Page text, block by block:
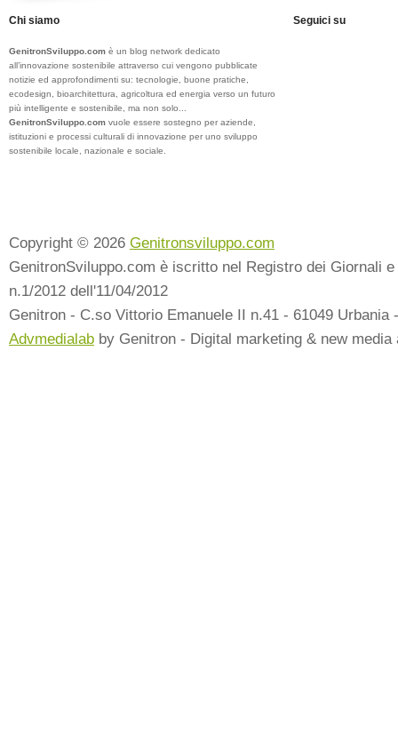
Chi siamo
GenitronSviluppo.com è un blog network dedicato
all’innovazione sostenibile attraverso cui vengono pubblicate
notizie ed approfondimenti su: tecnologie, buone pratiche,
ecodesign, bioarchitettura, agricoltura ed energia verso un futuro
più intelligente e sostenibile, ma non solo...
GenitronSviluppo.com vuole essere sostegno per aziende,
istituzioni e processi culturali di innovazione per uno sviluppo
sostenibile locale, nazionale e sociale.
Seguici su
Copyright © 2026 Genitronsviluppo.com
GenitronSviluppo.com è iscritto nel Registro dei Giornali
n.1/2012 dell'11/04/2012
Genitron - C.so Vittorio Emanuele II n.41 - 61049 Urbania
Advmedialab by Genitron - Digital marketing & new media